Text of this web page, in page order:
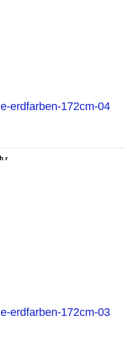
erdfarben-172cm-04
erdfarben-172cm-03